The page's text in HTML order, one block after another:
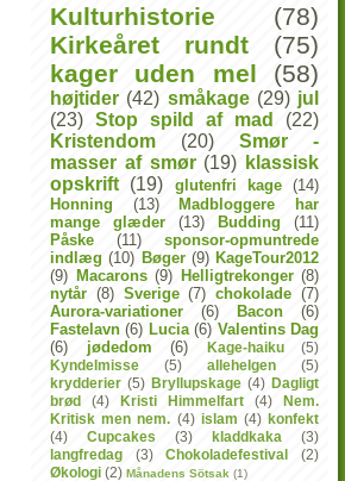
Kulturhistorie
(78)
Kirkeåret rundt
(75)
kager uden mel
(58)
højtider (42) småkage (29) jul
(23) Stop spild af mad
(22)
Kristendom
(20)
Smør -
masser af smør (19) klassisk
opskrift (19) glutenfri kage
(14)
Honning
(13)
Madbloggere har
mange glæder
(13) Budding
(11)
Påske
(11)
sponsor-opmuntrede
indlæg (10) Bøger (9) KageTour2012
(9) Macarons (9) Helligtrekonger (8)
nytår (8) Sverige (7) chokolade (7)
Aurora-variationer
(6) Bacon
(6)
Fastelavn (6) Lucia (6) Valentins Dag
(6)
jødedom (6) Kage-haiku
(5)
Kyndelmisse
(5) allehelgen
(5)
krydderier (5) Bryllupskage (4) Dagligt
brød
(4) Kristi Himmelfart (4)
Nem.
Kritisk men nem. (4) islam (4) konfekt
(4)
Cupcakes (3) kladdkaka
(3)
langfredag
(3) Chokoladefestival
(2)
Økologi (2) Månadens Sötsak (1)